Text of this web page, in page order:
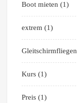
Boot mieten (1)
extrem (1)
Gleitschirmfliegen
Kurs (1)
Preis (1)